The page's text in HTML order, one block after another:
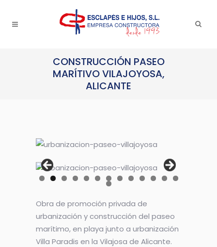
CONSTRUCCIÓN PASEO
MARÍTIVO VILAJOYOSA,
ALICANTE
Obra de promoción privada de
urbanización y construcción del paseo
marítimo, en playa junto a urbanización
Villa Paradis en la Vilajosa de Alicante.